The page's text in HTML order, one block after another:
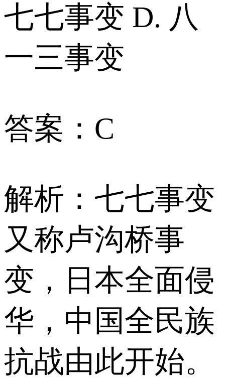
七七事变 D. 八
一三事变
答案：C
解析：七七事变
又称卢沟桥事
变，日本全面侵
华，中国全民族
抗战由此开始。